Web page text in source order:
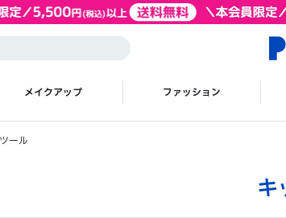
メイクアップ ファッション
ール
キ